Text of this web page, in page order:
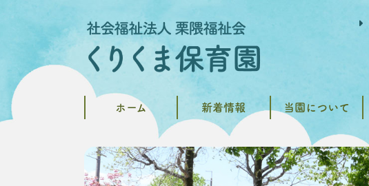
ホーム 新着情報 当園について